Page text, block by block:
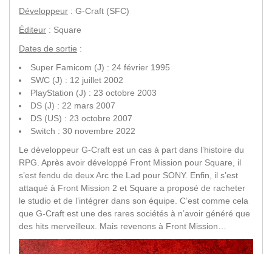
Développeur : G-Craft (SFC)
Éditeur : Square
Dates de sortie :
Super Famicom (J) : 24 février 1995
SWC (J) : 12 juillet 2002
PlayStation (J) : 23 octobre 2003
DS (J) : 22 mars 2007
DS (US) : 23 octobre 2007
Switch : 30 novembre 2022
Le développeur G-Craft est un cas à part dans l’histoire du
RPG. Après avoir développé Front Mission pour Square, il
s’est fendu de deux Arc the Lad pour SONY. Enfin, il s’est
attaqué à Front Mission 2 et Square a proposé de racheter
le studio et de l’intégrer dans son équipe. C’est comme cela
que G-Craft est une des rares sociétés à n’avoir généré que
des hits merveilleux. Mais revenons à Front Mission…